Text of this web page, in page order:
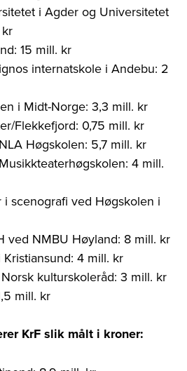
i Agder og Universitetet
15 mill. kr
internatskole i Andebu: 2
i Midt-Norge: 3,3 mill. kr
Flekkefjord: 0,75 mill. kr
Høgskolen: 5,7 mill. kr
4 mill.
i scenografi ved Høgskolen i
ved NMBU Høyland: 8 mill. kr
4 mill. kr
kulturskoleråd: 3 mill. kr
mill. kr
KrF slik målt i kroner: